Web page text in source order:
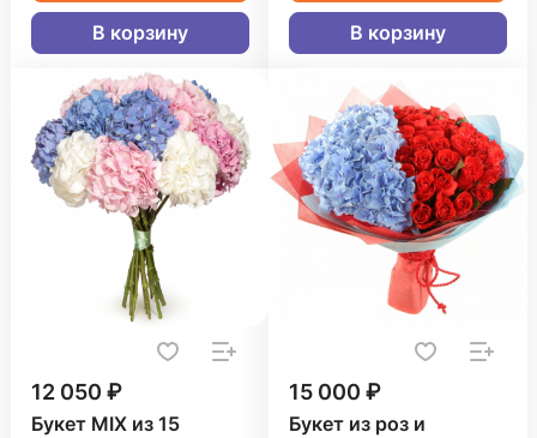
В корзину В корзину
12 050 ₽
Букет MIX из 15
15 000 ₽
Букет из роз и